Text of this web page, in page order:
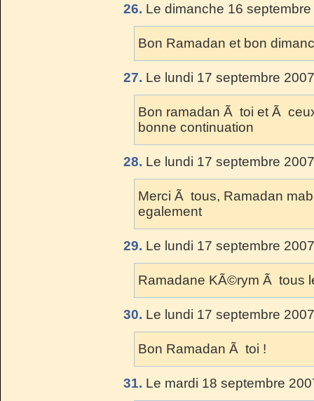
26. Le dimanche 16
Bon Ramadan et bon
27. Le lundi 17 septembre
Bon ramadan Ã toi et Ã
bonne continuation
28. Le lundi 17 septembre
Merci Ã tous, Ramadan
egalement
29. Le lundi 17 septembre
Ramadane KÃ©rym Ã tous
30. Le lundi 17 septembre
Bon Ramadan Ã toi !
31. Le mardi 18 septembre